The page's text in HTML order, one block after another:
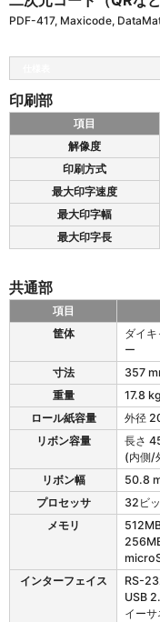
PDF-417, Maxicode,
印刷部
H
1
T
1
の
項目
解像度
印刷方式
最大印字速度
最大印字幅
最大印字長
共通部
2
T
/
T
項目
筐体
ダイ
ー
寸法
357
重量
17.8 kg
ロール紙容量
外径
リボン容量
長さ
(内側/
リボン幅
50.8
プロセッサ
32ビ
メモリ
インターフェイス
RS-
USB
イー